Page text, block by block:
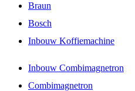
Braun
Bosch
Inbouw Koffiemachine
Inbouw Combimagnetron
Combimagnetron